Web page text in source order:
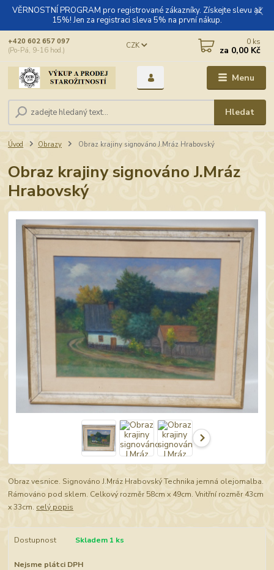
VĚRNOSTNÍ PROGRAM pro registrované zákazníky. Získejte slevu až
15%! Jen za registraci sleva 5% na první nákup.
Menu
CZK
Hledat
+420 602 657 097
(Po-Pá, 9-16 hod.)
0 ks
za 0,00 Kč
Úvod Obrazy Obraz krajiny signováno J.Mráz Hrabovský
Obraz krajiny signováno J.Mráz
Hrabovský
Obraz vesnice. Signováno J.Mráz Hrabovský Technika jemná olejomalba.
Rámováno pod sklem. Celkový rozměr 58cm x 49cm. Vnitřní rozměr 43cm
x 33cm. celý popis
Dostupnost Skladem 1 ks
Nejsme plátci DPH